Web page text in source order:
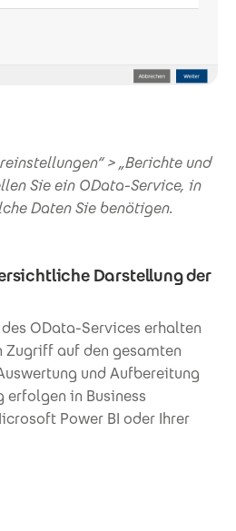
> „Berichte und
Sie ein OData-Service, in
Daten Sie benötigen.
Darstellung der
OData-Services erhalten
Zugriff auf den gesamten
und Aufbereitung
in Business
Power BI oder Ihrer